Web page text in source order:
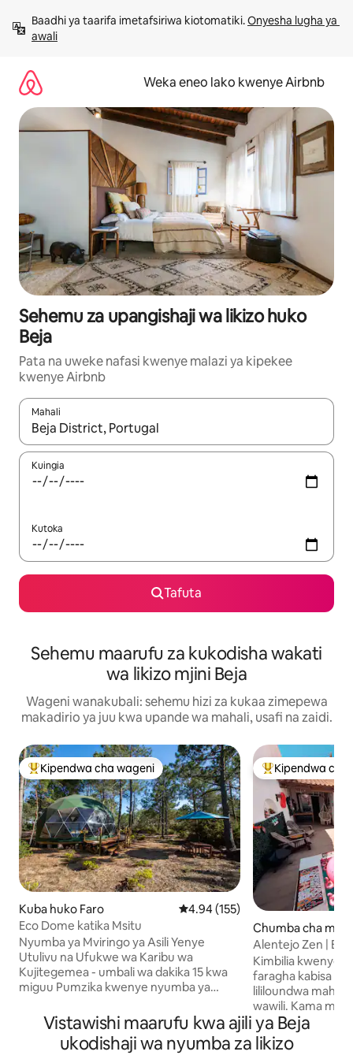
kwenda
kwenye
Baadhi ya taarifa imetafsiriwa kiotomatiki. Onyesha lugha ya
awali
Weka eneo lako kwenye Airbnb
Sehemu za upangishaji wa likizo huko
Beja
Pata na uweke nafasi kwenye malazi ya kipekee
kwenye Airbnb
Mahali
Wakati matokeo yanapatikana, vinjari kwa kutumia vitufe vya
Kuingia
Kutoka
Tafuta
Sehemu maarufu za kukodisha wakati
wa likizo mjini Beja
Wageni wanakubali: sehemu hizi za kukaa zimepewa
makadirio ya juu kwa upande wa mahali, usafi na zaidi.
Kipendwa maarufu cha wageni
Kipendwa cha wageni
Kuba huko Faro Ukadiriaji wa wastani wa 4.94
4.94 (155)
Eco Dome katika Msitu
Nyumba ya Mviringo ya Asili Yenye
Utulivu na Ufukwe wa Karibu wa
Kujitegemea - umbali wa dakika 15 kwa
miguu Pumzika kwenye nyumba ya
umeme wa gridi kwenye pwani ya
Algarve. Inaendeshwa kwa nishati ya jua
na imezungukwa na mazingira ya asili,
Kipendwa
Kipendwa cha
Chumba cha
carias
Alentejo Zen |
cha Asubuhi na
Kimbilia kwenye
faragha kabisa
lililoundwa
wawili. Kama malazi pekee ya wageni
kwenye nyumba
inatoa faragha
chakula cha
Vistawishi maarufu kwa ajili ya Beja
ukodishaji wa nyumba za likizo